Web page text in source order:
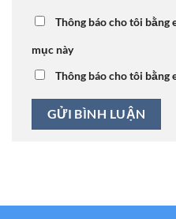
Thông báo cho tôi bằng
mục này
Thông báo cho tôi bằng